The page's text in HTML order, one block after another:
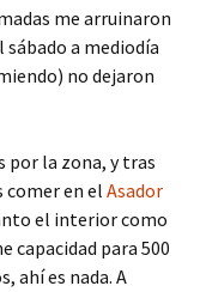
me arruinaron
a mediodía
no dejaron
por la zona, y tras
comer en el Asador
el interior como
capacidad para 500
ahí es nada. A